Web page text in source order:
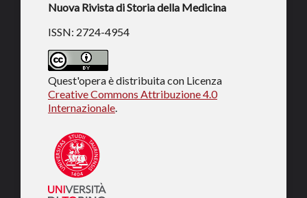
Nuova Rivista di Storia della Medicina
ISSN: 2724-4954
Quest'opera è distribuita con Licenza
Creative Commons Attribuzione 4.0
Internazionale.